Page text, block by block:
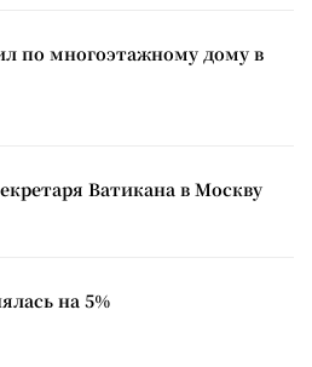
по многоэтажному дому в
Ватикана в Москву
на 5%